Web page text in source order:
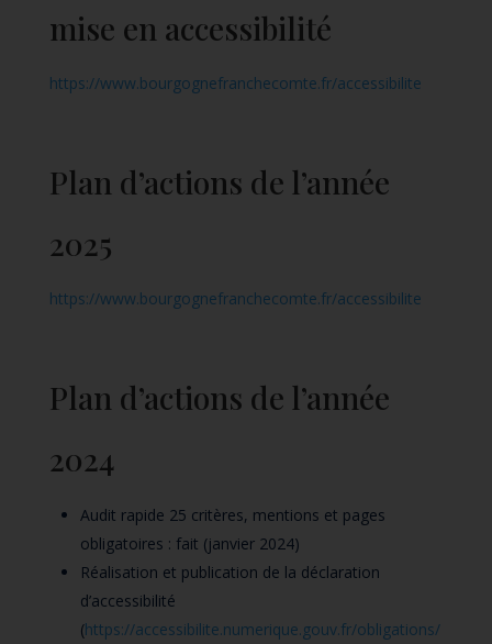
mise en accessibilité
https://www.bourgognefranchecomte.fr/accessibilite
Plan d’actions de l’année
2025
https://www.bourgognefranchecomte.fr/accessibilite
Plan d’actions de l’année
2024
Audit rapide 25 critères, mentions et pages
obligatoires : fait (janvier 2024)
Réalisation et publication de la déclaration
d’accessibilité
(https://accessibilite.numerique.gouv.fr/obligations/